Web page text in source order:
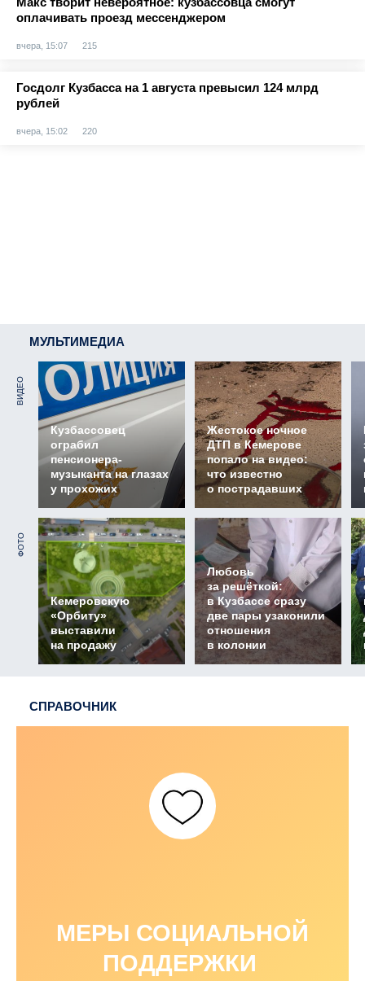
оплачивать проезд мессенджером
вчера, 15:07 215
Госдолг Кузбасса на 1 августа превысил 124 млрд
рублей
вчера, 15:02 220
МУЛЬТИМЕДИА
ВИДЕО
Кузбассовец
ограбил
пенсионера-
музыканта на глазах
у прохожих
Жестокое ночное
ДТП в Кемерове
попало на видео:
что известно
о пострадавших
ФОТО
Кемеровскую
«Орбиту»
выставили
на продажу
Любовь
за решёткой:
в Кузбассе сразу
две пары узаконили
отношения
в колонии
СПРАВОЧНИК
МЕРЫ СОЦИАЛЬНОЙ
ПОДДЕРЖКИ